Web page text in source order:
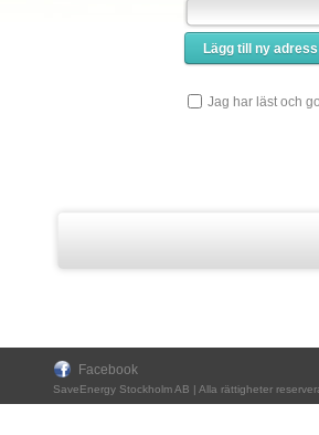
Lägg till ny
Jag har läst och
Facebook
SaveEnergy Stockholm AB | Alla rättigheter